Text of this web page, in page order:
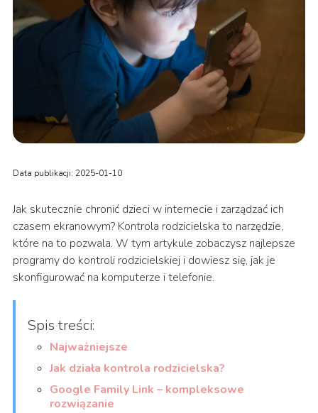
Data publikacji: 2025-01-10
Jak skutecznie chronić dzieci w internecie i zarządzać ich
czasem ekranowym? Kontrola rodzicielska to narzędzie,
które na to pozwala. W tym artykule zobaczysz najlepsze
programy do kontroli rodzicielskiej i dowiesz się, jak je
skonfigurować na komputerze i telefonie.
Spis treści:
Najważniejsze
Jak działa kontrola rodzicielska?
Google Family Link – kompleksowe
rozwiązanie